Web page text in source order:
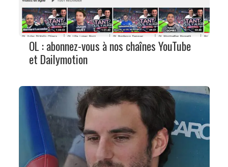
OL : abonnez-vous à nos chaînes YouTube
et Dailymotion